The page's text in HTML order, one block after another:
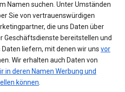
Namen suchen. Unter Umständen
Sie von vertrauenswürdigen
die uns Daten über
Geschäftsdienste bereitstellen und
liefern, mit denen wir uns vor
Wir erhalten auch Daten von
in deren Namen Werbung und
können.